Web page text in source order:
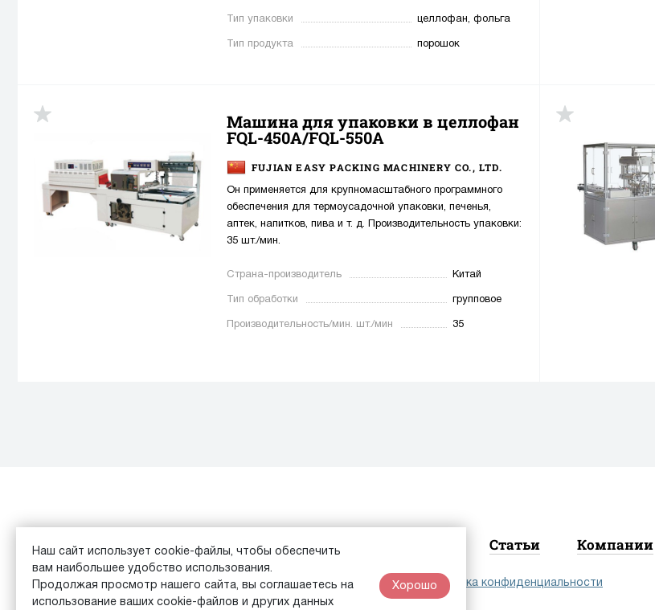
Тип упаковки целлофан, фольга
Тип продукта порошок
Машина для упаковки в целлофан
FQL-450A/FQL-550A
FUJIAN EASY PACKING MACHINERY CO., LTD.
Он применяется для крупномасштабного программного
обеспечения для термоусадочной упаковки, печенья,
аптек, напитков, пива и т. д. Производительность упаковки:
35 шт./мин.
Страна-производитель Китай
Тип обработки групповое
Производительность/мин. шт./мин 35
Каталог Обзоры Статьи Компании
© 2026 Equipment Vita Analytics |Пользовательское соглашение|Политика конфиденциальности
Наш сайт использует cookie-файлы, чтобы обеспечить
вам наибольшее удобство использования.
Продолжая просмотр нашего сайта, вы соглашаетесь на
использование ваших cookie-файлов и других данных
Хорошо